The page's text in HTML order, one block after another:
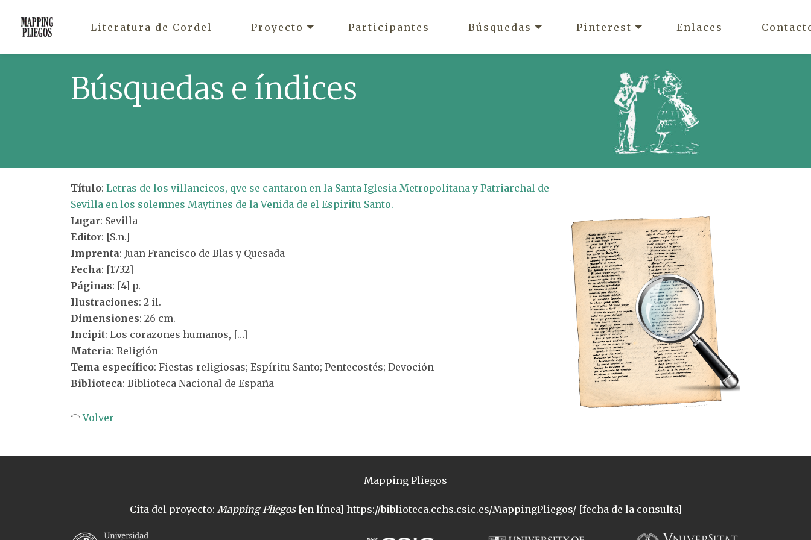
Literatura de Cordel Proyecto Participantes Búsquedas Pinterest Enlaces
Búsquedas e índices
Título: Letras de los villancicos, qve se cantaron en la Santa Iglesia Metropolitana y Patriarchal de
Sevilla en los solemnes Maytines de la Venida de el Espiritu Santo.
Lugar: Sevilla
Editor: [S.n.]
Imprenta: Juan Francisco de Blas y Quesada
Fecha: [1732]
Páginas: [4] p.
Ilustraciones: 2 il.
Dimensiones: 26 cm.
Incipit: Los corazones humanos, […]
Materia: Religión
Tema específico: Fiestas religiosas; Espíritu Santo; Pentecostés; Devoción
Biblioteca: Biblioteca Nacional de España
Volver
Mapping Pliegos
Cita del proyecto: Mapping Pliegos[en línea] https://biblioteca.cchs.csic.es/MappingPliegos/ [fecha de la consulta]